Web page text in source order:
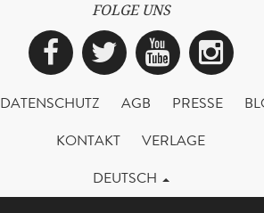
FOLGE UNS
Facebook
Twitter
DATENSCHUTZ AGB PRESSE
KONTAKT
VERLAGE
DEUTSCH